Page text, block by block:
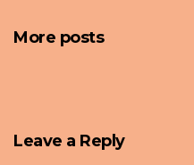
More posts
Leave a Reply